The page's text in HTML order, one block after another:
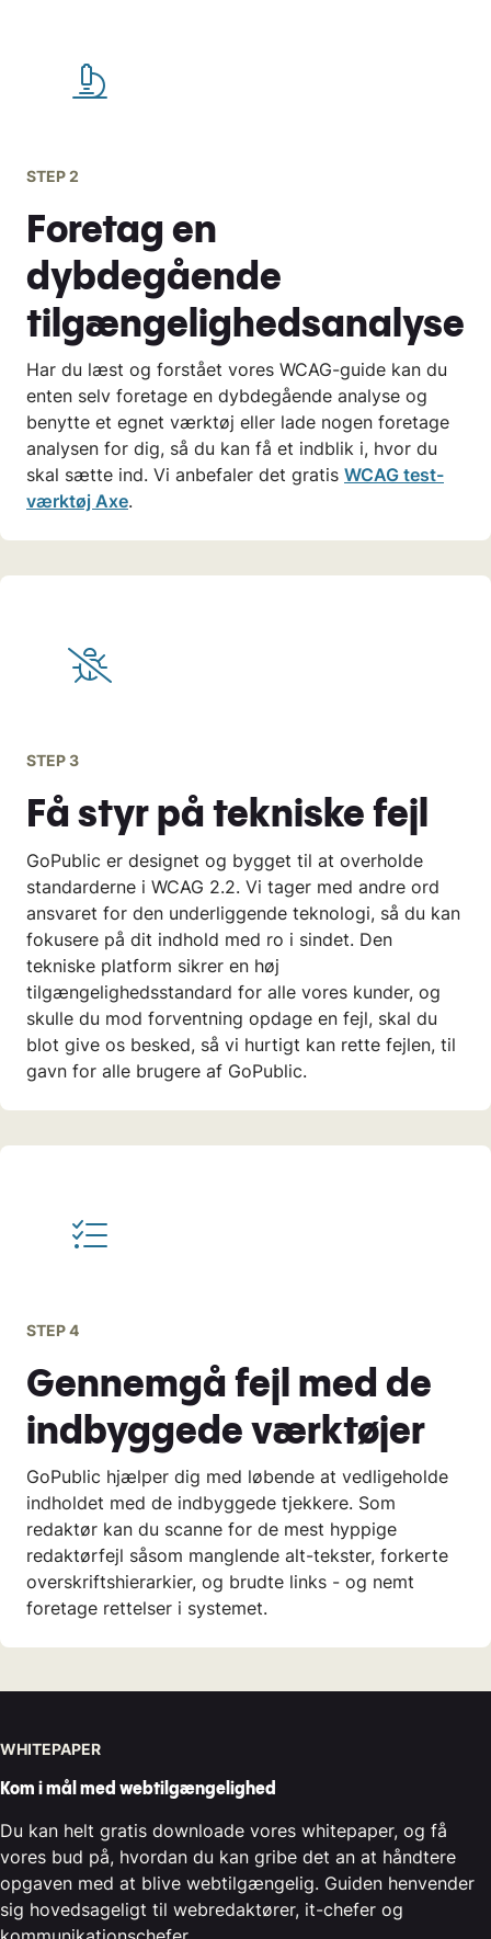
STEP 2
Foretag en
dybdegående
tilgængelighedsanalyse
Har du læst og forstået vores WCAG-guide kan du
enten selv foretage en dybdegående analyse og
benytte et egnet værktøj eller lade nogen foretage
analysen for dig, så du kan få et indblik i, hvor du
skal sætte ind. Vi anbefaler det gratis WCAG test-
værktøj Axe.
STEP 3
Få styr på tekniske fejl
GoPublic er designet og bygget til at overholde
standarderne i WCAG 2.2. Vi tager med andre ord
ansvaret for den underliggende teknologi, så du kan
fokusere på dit indhold med ro i sindet. Den
tekniske platform sikrer en høj
tilgængelighedsstandard for alle vores kunder, og
skulle du mod forventning opdage en fejl, skal du
blot give os besked, så vi hurtigt kan rette fejlen, til
gavn for alle brugere af GoPublic.
STEP 4
Gennemgå fejl med de
indbyggede værktøjer
GoPublic hjælper dig med løbende at vedligeholde
indholdet med de indbyggede tjekkere. Som
redaktør kan du scanne for de mest hyppige
redaktørfejl såsom manglende alt-tekster, forkerte
overskriftshierarkier, og brudte links - og nemt
foretage rettelser i systemet.
WHITEPAPER
Kom i mål med webtilgængelighed
Du kan helt gratis downloade vores whitepaper, og få
vores bud på, hvordan du kan gribe det an at håndtere
opgaven med at blive webtilgængelig. Guiden henvender
sig hovedsageligt til webredaktører, it-chefer og